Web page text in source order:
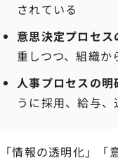
されている
意思決定プロセス
重しつつ、組織
人事プロセスの明
うに採用、給与
「情報の透明化」